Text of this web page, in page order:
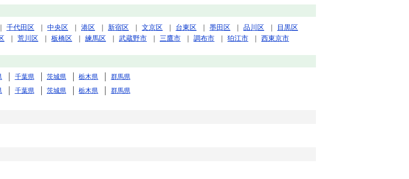
千代田区 ｜ 中央区 ｜ 港区 ｜ 新宿区 ｜ 文京区 ｜ 台東区 ｜ 墨田区 ｜ 品川区 ｜
目黒区
｜ 荒川区 ｜ 板橋区 ｜ 練馬区 ｜ 武蔵野市 ｜ 三鷹市 ｜ 調布市 ｜ 狛江市 ｜ 西東京市
千葉県 茨城県 栃木県
群馬県
千葉県 茨城県 栃木県 群馬県